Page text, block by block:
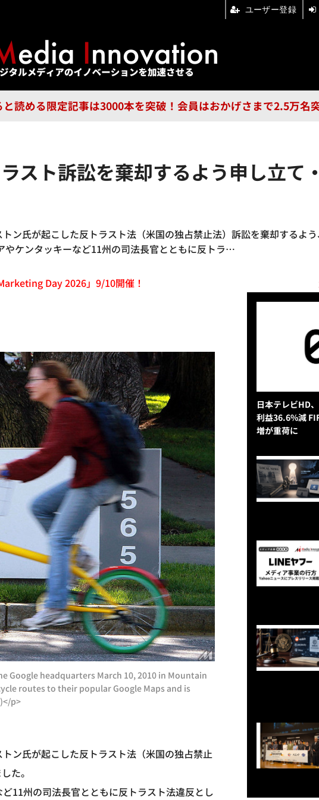
読める限定記事は3000本を突破！会員はおかげさまで2.5万名
広告 企業 特集 ブランドチャンネル
フォーエム
スト訴訟を棄却するよう申し立て
ン氏が起こした反トラスト法（米国の独占禁止法）訴訟を棄却するよ
ケンタッキーなど11州の司法長官とともに反トラ…
Day 2026」9/10開催！
Google headquarters March 10, 2010 in Mountain
routes to their popular Google Maps and is
p>
ン氏が起こした反トラスト法（米国の独占禁止
た。
11州の司法長官とともに反トラスト法違反とし
日本テレビHD
利益36.6%減
増が重荷に
ユーザー登録